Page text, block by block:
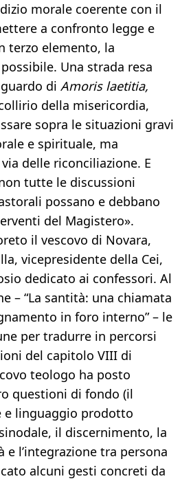
morale coerente con il
a confronto legge e
terzo elemento, la
Una strada resa
di Amoris laetitia,
della misericordia,
sopra le situazioni gravi
e spirituale, ma
delle riconciliazione. E
tutte le discussioni
possano e debbano
del Magistero».
il vescovo di Novara,
vicepresidente della Cei,
dedicato ai confessori. Al
– “La santità: una chiamata
in foro interno” – le
per tradurre in percorsi
del capitolo VIII di
teologo ha posto
questioni di fondo (il
e linguaggio prodotto
il discernimento, la
l’integrazione tra persona
alcuni gesti concreti da